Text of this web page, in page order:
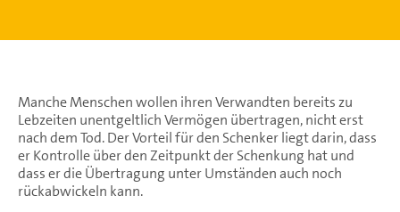
Manche Menschen wollen ihren Verwandten bereits zu
Lebzeiten unentgeltlich Vermögen übertragen, nicht erst
nach dem Tod. Der Vorteil für den Schenker liegt darin, dass
er Kontrolle über den Zeitpunkt der Schenkung hat und
dass er die Übertragung unter Umständen auch noch
rückabwickeln kann.